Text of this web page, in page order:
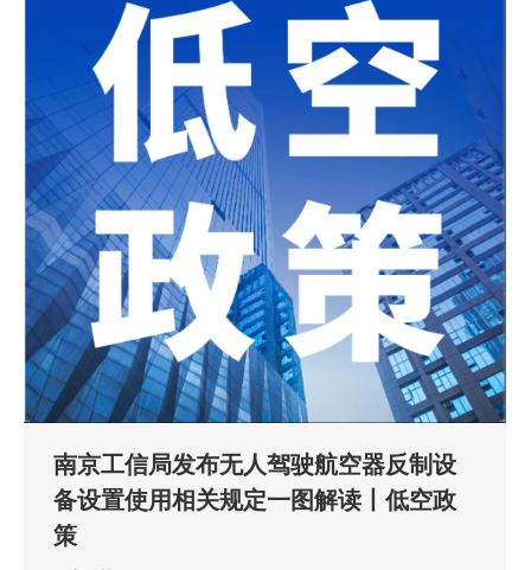
南京工信局发布无人驾驶航空器反制设
备设置使用相关规定一图解读丨低空政
策